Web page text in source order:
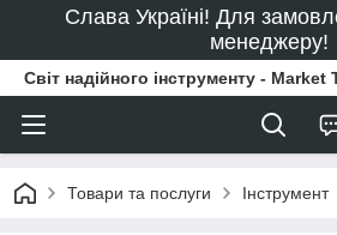
Слава Україні! Для
менеджеру!
Світ надійного інструменту - Market
Товари та послуги Інструмент